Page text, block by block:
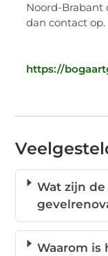
Noord-Brabant
dan contact op.
https://
Wat zijn
Waarom is